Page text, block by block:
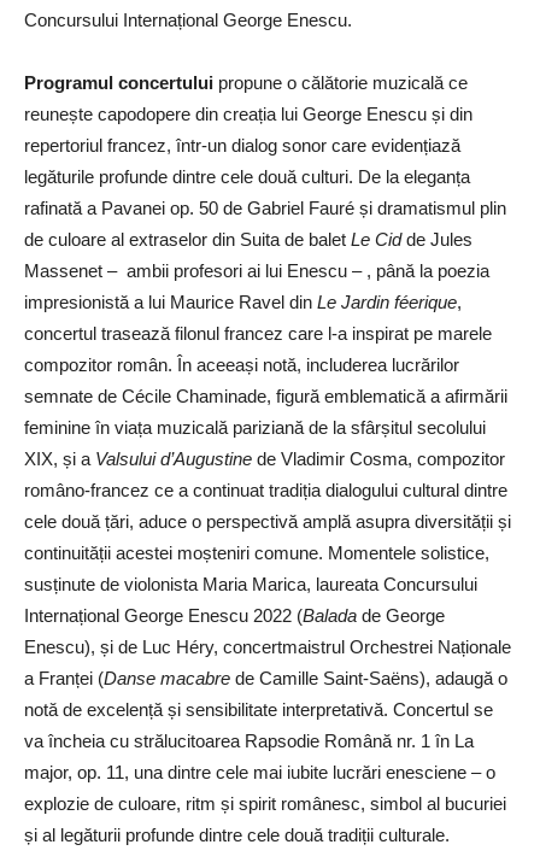
Concursului Internațional George Enescu.
Programul concertului propune o călătorie muzicală ce
reunește capodopere din creația lui George Enescu și din
repertoriul francez, într-un dialog sonor care evidențiază
legăturile profunde dintre cele două culturi. De la eleganța
rafinată a Pavanei op. 50 de Gabriel Fauré și dramatismul plin
de culoare al extrase­lor din Suita de balet Le Cidde Jules
Massenet – ambii profesori ai lui Enescu – , până la poezia
impresionistă a lui Maurice Ravel din Le Jardin féerique,
concertul trasează filonul francez care l-a inspirat pe marele
compozitor român. În aceeași notă, includerea lucrărilor
semnate de Cécile Chaminade, figură emblematică a afirmării
feminine în viața muzicală pariziană de la sfârșitul secolului
XIX, și a Valsului d’Augustine de Vladimir Cosma, compozitor
româno-francez ce a continuat tradiția dialogului cultural dintre
cele două țări, aduce o perspectivă amplă asupra diversității și
continuității acestei moșteniri comune. Momentele solistice,
susținute de violonista Maria Marica, laureata Concursului
Internațional George Enescu 2022 (Balada de George
Enescu), și de Luc Héry, concertmaistrul Orchestrei Naționale
a Franței (Danse macabre de Camille Saint-Saëns), adaugă o
notă de excelență și sensibilitate interpretativă. Concertul se
va încheia cu strălucitoarea Rapsodie Română nr. 1 în La
major, op. 11, una dintre cele mai iubite lucrări enesciene – o
explozie de culoare, ritm și spirit românesc, simbol al bucuriei
și al legăturii profunde dintre cele două tradiții culturale.